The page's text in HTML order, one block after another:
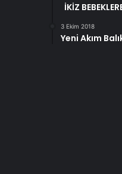
İKİZ
3 Ekim 2018
Yeni Akım